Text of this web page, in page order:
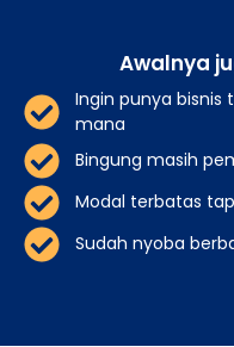
Awalnya
Ingin punya bisnis
mana
Bingung masih
Modal terbatas
Sudah nyoba